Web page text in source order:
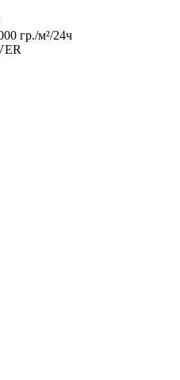
гр./м²/24ч